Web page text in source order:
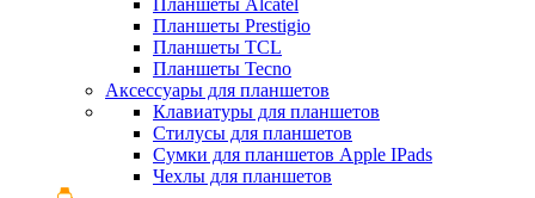
Планшеты Alcatel
Планшеты Prestigio
Планшеты TCL
Планшеты Tecno
Аксессуары для планшетов
Клавиатуры для планшетов
Стилусы для планшетов
Сумки для планшетов Apple IPads
Чехлы для планшетов